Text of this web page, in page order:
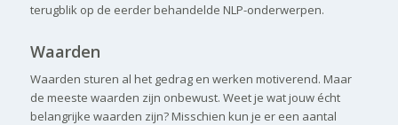
terugblik op de eerder behandelde NLP-onderwerpen.
Waarden
Waarden sturen al het gedrag en werken motiverend. Maar
de meeste waarden zijn onbewust. Weet je wat jouw écht
belangrijke waarden zijn? Misschien kun je er een aantal